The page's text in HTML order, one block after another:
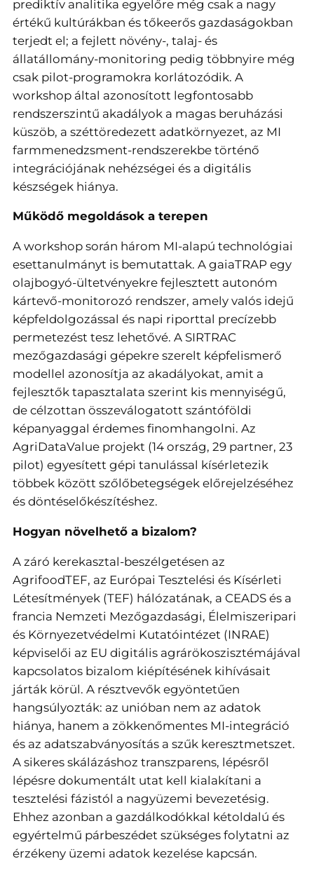
prediktív analitika egyelőre még csak a nagy
értékű kultúrákban és tőkeerős gazdaságokban
terjedt el; a fejlett növény-, talaj- és
állatállomány-monitoring pedig többnyire még
csak pilot-programokra korlátozódik. A
workshop által azonosított legfontosabb
rendszerszintű akadályok a magas beruházási
küszöb, a széttöredezett adatkörnyezet, az MI
farmmenedzsment-rendszerekbe történő
integrációjának nehézségei és a digitális
készségek hiánya.
Működő megoldások a terepen
A workshop során három MI-alapú technológiai
esettanulmányt is bemutattak. A gaiaTRAP egy
olajbogyó-ültetvényekre fejlesztett autonóm
kártevő-monitorozó rendszer, amely valós idejű
képfeldolgozással és napi riporttal precízebb
permetezést tesz lehetővé. A SIRTRAC
mezőgazdasági gépekre szerelt képfelismerő
modellel azonosítja az akadályokat, amit a
fejlesztők tapasztalata szerint kis mennyiségű,
de célzottan összeválogatott szántóföldi
képanyaggal érdemes finomhangolni. Az
AgriDataValue projekt (14 ország, 29 partner, 23
pilot) egyesített gépi tanulással kísérletezik
többek között szőlőbetegségek előrejelzéséhez
és döntéselőkészítéshez.
Hogyan növelhető a bizalom?
A záró kerekasztal-beszélgetésen az
AgrifoodTEF, az Európai Tesztelési és Kísérleti
Létesítmények (TEF) hálózatának, a CEADS és a
francia Nemzeti Mezőgazdasági, Élelmiszeripari
és Környezetvédelmi Kutatóintézet (INRAE)
képviselői az EU digitális agrárökoszisztémájával
kapcsolatos bizalom kiépítésének kihívásait
járták körül. A résztvevők egyöntetűen
hangsúlyozták: az unióban nem az adatok
hiánya, hanem a zökkenőmentes MI-integráció
és az adatszabványosítás a szűk keresztmetszet.
A sikeres skálázáshoz transzparens, lépésről
lépésre dokumentált utat kell kialakítani a
tesztelési fázistól a nagyüzemi bevezetésig.
Ehhez azonban a gazdálkodókkal kétoldalú és
egyértelmű párbeszédet szükséges folytatni az
érzékeny üzemi adatok kezelése kapcsán.